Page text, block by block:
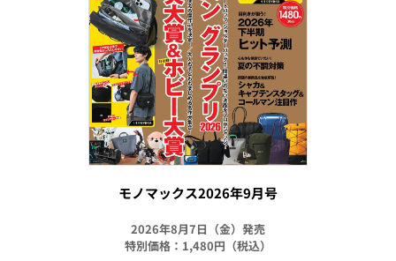
モノマックス2026年9月号
2026年8月7日（金）発売
特別価格：1,480円（税込）